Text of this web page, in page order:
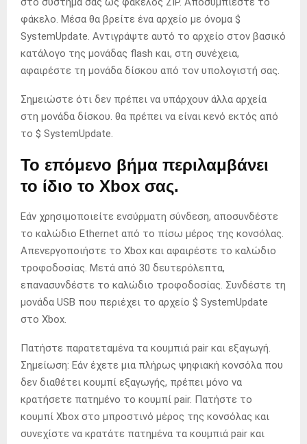
φάκελο. Μέσα θα βρείτε ένα αρχείο με όνομα $
SystemUpdate. Αντιγράψτε αυτό το αρχείο στον βασικό
κατάλογο της μονάδας flash και, στη συνέχεια,
αφαιρέστε τη μονάδα δίσκου από τον υπολογιστή σας.
Σημειώστε ότι δεν πρέπει να υπάρχουν άλλα αρχεία
στη μονάδα δίσκου. θα πρέπει να είναι κενό εκτός από
το $ SystemUpdate.
Το επόμενο βήμα περιλαμβάνει
το ίδιο το Xbox σας.
Εάν χρησιμοποιείτε ενσύρματη σύνδεση, αποσυνδέστε
το καλώδιο Ethernet από το πίσω μέρος της κονσόλας.
Απενεργοποιήστε το Xbox και αφαιρέστε το καλώδιο
τροφοδοσίας. Μετά από 30 δευτερόλεπτα,
επανασυνδέστε το καλώδιο τροφοδοσίας. Συνδέστε τη
μονάδα USB που περιέχει το αρχείο $ SystemUpdate
στο Xbox.
Πατήστε παρατεταμένα τα κουμπιά pair και εξαγωγή.
Σημείωση: Εάν έχετε μια πλήρως ψηφιακή κονσόλα που
δεν διαθέτει κουμπί εξαγωγής, πρέπει μόνο να
κρατήσετε πατημένο το κουμπί pair. Πατήστε το
κουμπί Xbox στο μπροστινό μέρος της κονσόλας και
συνεχίστε να κρατάτε πατημένα τα κουμπιά pair και